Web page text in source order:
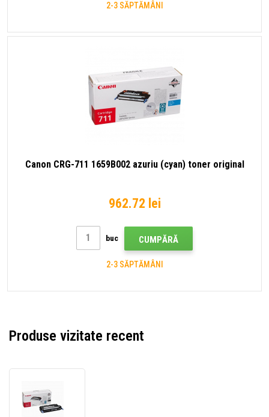
2-3 SĂPTĂMÂNI
Canon CRG-711 1659B002 azuriu (cyan) toner original
962.72 lei
buc CUMPĂRĂ
2-3 SĂPTĂMÂNI
Produse vizitate recent